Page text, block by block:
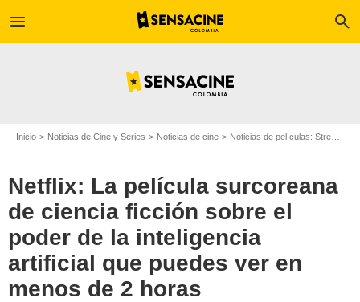
menu search
Inicio Noticias de Cine y Series Noticias de cine Noticias de películas: Streaming
Netflix: La película surcoreana
de ciencia ficción sobre el
poder de la inteligencia
artificial que puedes ver en
menos de 2 horas
Minuto Uno